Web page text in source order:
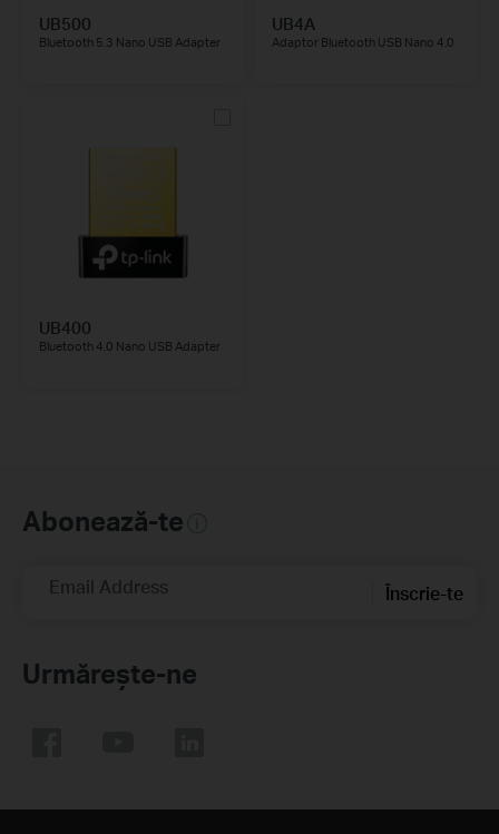
UB500
Bluetooth 5.3 Nano USB Adapter
UB4A
Adaptor Bluetooth USB Nano 4.0
UB400
Bluetooth 4.0 Nano USB Adapter
Abonează-te
Email Address Înscrie-te
Urmărește-ne